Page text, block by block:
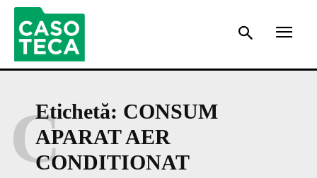
Etichetă: CONSUM
APARAT AER
CONDITIONAT
C